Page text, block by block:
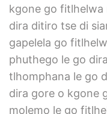
kgone go fitlhelwa
dira ditiro tse di
gapelela go
phuthego le go
tlhomphana le go
dira gore o kgone
molemo le go